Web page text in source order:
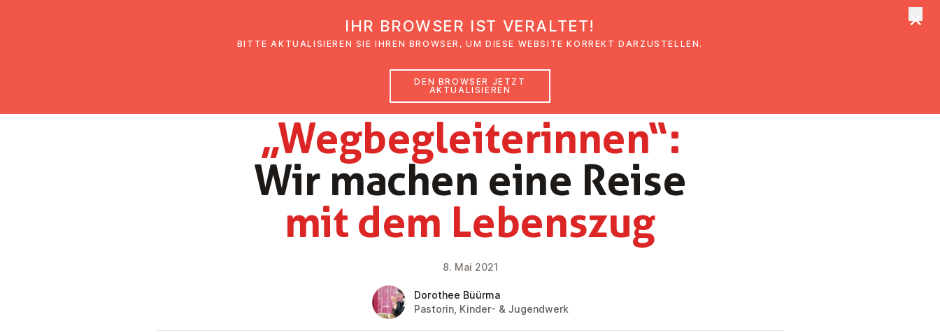
Glaubensimpulse News Veranstaltungen
„Weg­be­glei­te­rin­nen“:
Wir machen eine Reise
mit dem Lebenszug
NEWS
8. Mai 2021
Dorothee Büürma
Pastorin, Kinder- & Jugendwerk
IHR BROWSER IST VERALTET!
BITTE AKTUALISIEREN SIE IHREN BROWSER, UM DIESE WEBSITE KORREKT DARZUSTELLEN.
DEN BROWSER JETZT
AKTUALISIEREN
×